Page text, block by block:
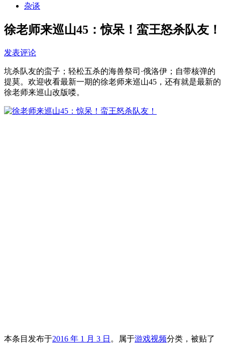
杂谈
徐老师来巡山45：惊呆！蛮王怒杀队友！
发表评论
坑杀队友的蛮子；轻松五杀的海兽祭司·俄洛伊；自带核弹的
提莫。欢迎收看最新一期的徐老师来巡山45，还有就是最新的
徐老师来巡山改版喽。
本条目发布于2016 年 1 月 3 日 。属于游戏视频分类，被贴了